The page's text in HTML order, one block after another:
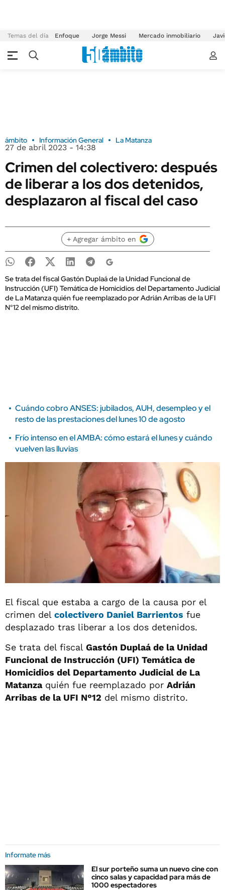
Temas del día Enfoque Jorge Messi Mercado inmobiliario
ámbito Información General La Matanza
27 de abril 2023 - 14:38
Crimen del colectivero: después
de liberar a los dos detenidos,
desplazaron al fiscal del caso
+ Agregar ámbito en
Se trata del fiscal Gastón Duplaá de la Unidad Funcional de
Instrucción (UFI) Temática de Homicidios del Departamento Judicial
de La Matanza quién fue reemplazado por Adrián Arribas de la UFI
N°12 del mismo distrito.
Cuándo cobro ANSES: jubilados, AUH, desempleo y el
resto de las prestaciones del lunes 10 de agosto
Frío intenso en el AMBA: cómo estará el lunes y cuándo
vuelven las lluvias
El fiscal que estaba a cargo de la causa por el
crimen del colectivero Daniel Barrientos fue
desplazado tras liberar a los dos detenidos.
Se trata del fiscal Gastón Duplaá de la Unidad
Funcional de Instrucción (UFI) Temática de
Homicidios del Departamento Judicial de La
Matanzaquién fue reemplazado por Adrián
Arribas de la UFI N°12 del mismo distrito.
Informate más
El sur porteño suma un nuevo cine con
cinco salas y capacidad para más de
1000 espectadores